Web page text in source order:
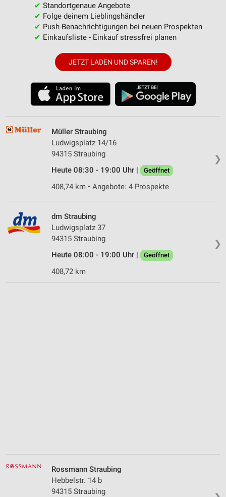
✔ Standortgenaue Angebote
✔ Folge deinem Lieblingshändler
✔ Push-Benachrichtigungen bei neuen Prospekten
✔ Einkaufsliste - Einkauf stressfrei planen
JETZT LADEN UND SPAREN!
❯
Müller Straubing
Ludwigsplatz 14/16
94315 Straubing
Heute 08:30 - 19:00 Uhr |
Geöffnet
408,74 km • Angebote: 4 Prospekte
❯
dm Straubing
Ludwigsplatz 37
94315 Straubing
Heute 08:00 - 19:00 Uhr |
Geöffnet
408,72 km
Rossmann Straubing
Hebbelstr. 14 b
94315 Straubing